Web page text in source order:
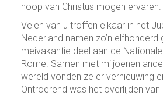
hoop van Christus mogen ervaren.
Velen van u troffen elkaar in het
Nederland namen zo’n elfhonderd
meivakantie deel aan de
Rome. Samen met miljoenen
wereld vonden ze er vernieuwing
Ontroerend was het overlijden